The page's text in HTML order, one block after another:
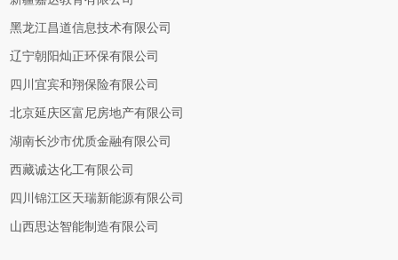
黑龙江昌道信息技术有限公司
辽宁朝阳灿正环保有限公司
四川宜宾和翔保险有限公司
北京延庆区富尼房地产有限公司
湖南长沙市优质金融有限公司
西藏诚达化工有限公司
四川锦江区天瑞新能源有限公司
山西思达智能制造有限公司